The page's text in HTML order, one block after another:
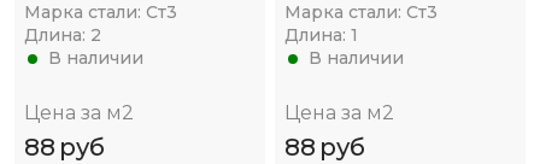
Марка стали: Ст3
Длина: 2
В наличии
Цена за м2
88 руб
Марка стали: Ст3
Длина: 1
В наличии
Цена за м2
88 руб